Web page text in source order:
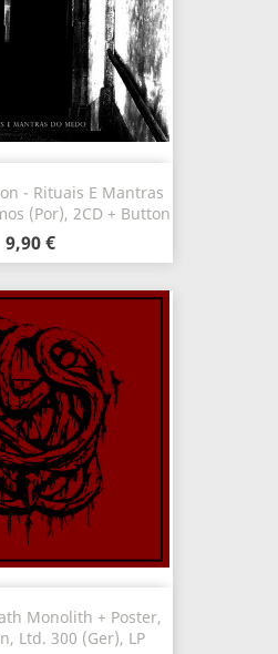
- Rituais E Mantras
(Por), 2CD + Button
9,90 €
Monolith + Poster,
Ltd. 300 (Ger), LP